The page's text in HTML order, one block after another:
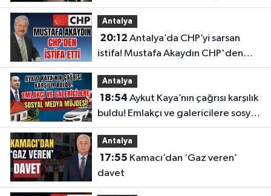
flaş açıklama
Antalya
20:12
istifa! Mustafa Akaydın CHP'den
istifa etti
Antalya
18:54
buldu! Emlakçı ve galericilere sosyal
medya müjdesi
Antalya
17:55
davet